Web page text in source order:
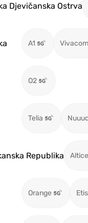
Djevičanska Ostrva
A1 Vivacom
O2
Telia
Republika Altice
Orange